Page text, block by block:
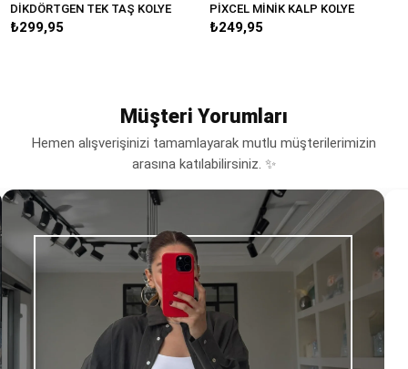
TEK TAŞ KOLYE PİXCEL MİNİK KALP KOLYE
₺249,95
Müşteri Yorumları
Hemen alışverişinizi tamamlayarak mutlu müşterilerimizin
arasına katılabilirsiniz. ✨